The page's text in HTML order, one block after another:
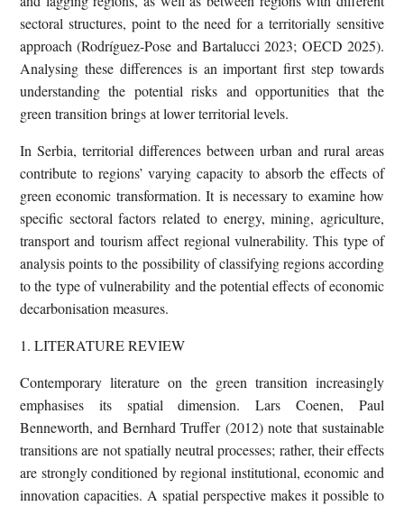
sectoral structures, point to the need for a territorially sensitive
approach (Rodríguez-Pose and Bartalucci 2023; OECD 2025).
Analysing these differences is an important first step towards
understanding the potential risks and opportunities that the
green transition brings at lower territorial levels.
In Serbia, territorial differences between urban and rural areas
contribute to regions’ varying capacity to absorb the effects of
green economic transformation. It is necessary to examine how
specific sectoral factors related to energy, mining, agriculture,
transport and tourism affect regional vulnerability. This type of
analysis points to the possibility of classifying regions according
to the type of vulnerability and the potential effects of economic
decarbonisation measures.
1. LITERATURE REVIEW
Contemporary literature on the green transition increasingly
emphasises its spatial dimension. Lars Coenen, Paul
Benneworth, and Bernhard Truffer (2012) note that sustainable
transitions are not spatially neutral processes; rather, their effects
are strongly conditioned by regional institutional, economic and
innovation capacities. A spatial perspective makes it possible to